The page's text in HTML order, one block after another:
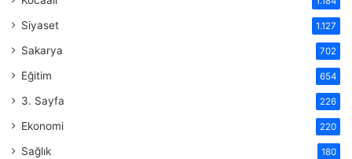
Siyaset 1.127
Sakarya 702
Eğitim 654
3. Sayfa 226
Ekonomi 220
Sağlık 180